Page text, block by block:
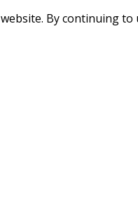
By continuing